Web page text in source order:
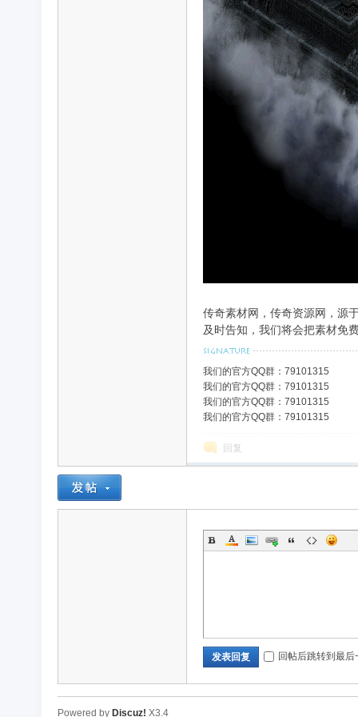
传奇素材网，传奇资源网，源
及时告知，我们将会把素材免
我们的官方QQ群：79101315
我们的官方QQ群：79101315
我们的官方QQ群：79101315
我们的官方QQ群：79101315
回复
发表回复 回帖后跳转到最后
Powered by Discuz! X3.4